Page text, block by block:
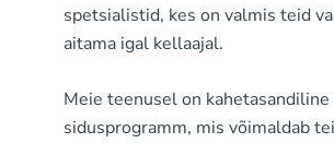
Mistahes Pank
Mistahes
spetsialistid, kes on valmis teid
aitama igal kellaajal.
Meie teenusel on kahetasandiline
sidusprogramm, mis võimaldab